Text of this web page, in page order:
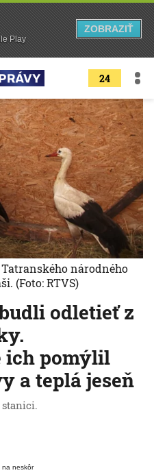
24
odletieť z
ich pomýlil
a teplá jeseň
na neskôr
národného
(Foto: RTVS)
Play
ZOBRAZIŤ